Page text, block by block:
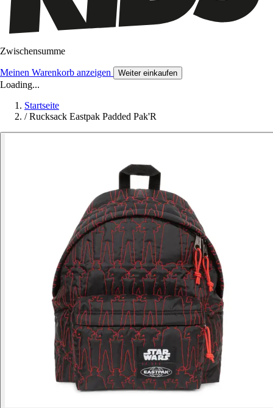
Zwischensumme
Meinen Warenkorb anzeigen Weiter einkaufen
Loading...
Startseite
/ Rucksack Eastpak Padded Pak'R